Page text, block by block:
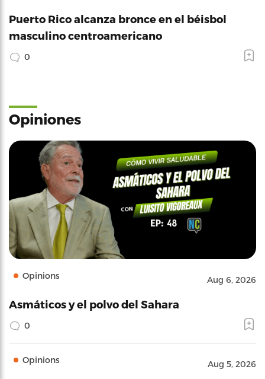
Puerto Rico alcanza bronce en el béisbol
masculino centroamericano
0
Opiniones
Opinions Aug 6, 2026
Asmáticos y el polvo del Sahara
0
Opinions Aug 5, 2026